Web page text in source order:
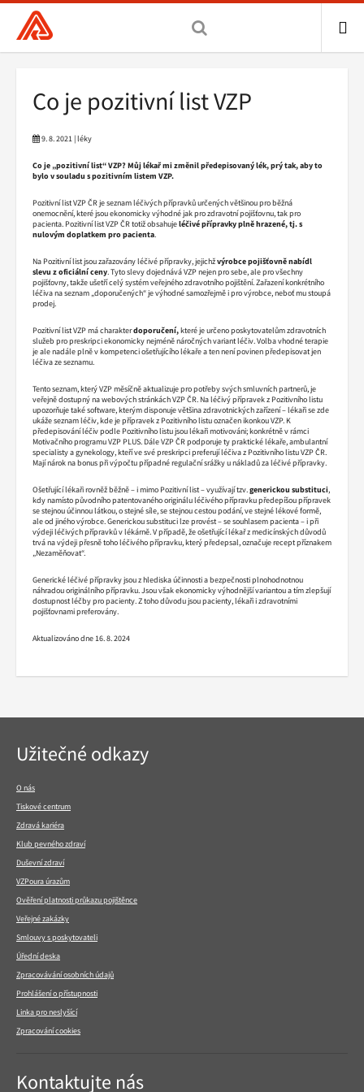
Všeobecná
zdravotní
hlavní
stránka
Drobečková
navigace
Co je pozitivní list VZP
9. 8. 2021 | léky
Co je „pozitivní list“ VZP? Můj lékař mi změnil předepisovaný lék, prý tak, aby to
bylo v souladu s pozitivním listem VZP.
Pozitivní list VZP ČR je seznam léčivých přípravků určených většinou pro běžná
onemocnění, které jsou ekonomicky výhodné jak pro zdravotní pojišťovnu, tak pro
pacienta. Pozitivní list VZP ČR totiž obsahujeléčivé přípravky plně hrazené, tj. s
nulovým doplatkem pro pacienta.
Na Pozitivní list jsou zařazovány léčivé přípravky, jejichžvýrobce pojišťovně nabídl
slevu z oficiální ceny. Tyto slevy dojednává VZP nejen pro sebe, ale pro všechny
pojišťovny, takže ušetří celý systém veřejného zdravotního pojištění. Zařazení konkrétního
léčiva na seznam „doporučených“ je výhodné samozřejmě i pro výrobce, neboť mu stoupá
prodej.
Pozitivní list VZP má charakterdoporučení,které je určeno poskytovatelům zdravotních
služeb pro preskripci ekonomicky nejméně náročných variant léčiv. Volba vhodné terapie
je ale nadále plně v kompetenci ošetřujícího lékaře a ten není povinen předepisovat jen
léčiva ze seznamu.
Tento seznam, který VZP měsíčně aktualizuje pro potřeby svých smluvních partnerů, je
veřejně dostupný na webových stránkách VZP ČR. Na léčivý přípravek z Pozitivního listu
upozorňuje také software, kterým disponuje většina zdravotnických zařízení – lékaři se zde
ukáže seznam léčiv, kde je přípravek z Pozitivního listu označen ikonkou VZP. K
předepisování léčiv podle Pozitivního listu jsou lékaři motivováni; konkrétně v rámci
Motivačního programu VZP PLUS. Dále VZP ČR podporuje ty praktické lékaře, ambulantní
specialisty a gynekology, kteří ve své preskripci preferují léčiva z Pozitivního listu VZP ČR.
Mají nárok na bonus při výpočtu případné regulační srážky u nákladů za léčivé přípravky.
Ošetřující lékaři rovněž běžně – i mimo Pozitivní list – využívají tzv.generickou substituci,
kdy namísto původního patentovaného originálu léčivého přípravku předepíšou přípravek
se stejnou účinnou látkou, o stejné síle, se stejnou cestou podání, ve stejné lékové formě,
ale od jiného výrobce. Generickou substituci lze provést – se souhlasem pacienta – i při
výdeji léčivých přípravků v lékárně. V případě, že ošetřující lékař z medicínských důvodů
trvá na výdeji přesně toho léčivého přípravku, který předepsal, označuje recept příznakem
„Nezaměňovat“.
Generické léčivé přípravky jsou z hlediska účinnosti a bezpečnosti plnohodnotnou
náhradou originálního přípravku. Jsou však ekonomicky výhodnější variantou a tím zlepšují
dostupnost léčby pro pacienty. Z toho důvodu jsou pacienty, lékaři i zdravotními
pojišťovnami preferovány.
Aktualizováno dne 16. 8. 2024
Navigace
v
Užitečné odkazy
O nás
Tiskové centrum
Zdravá kariéra
Klub pevného zdraví
Duševní zdraví
VZPoura úrazům
Ověření platnosti průkazu pojištěnce
Veřejné zakázky
Smlouvy s poskytovateli
Úřední deska
Zpracovávání osobních údajů
Prohlášení o přístupnosti
Linka pro neslyšící
Zpracování cookies
Kontaktujte nás